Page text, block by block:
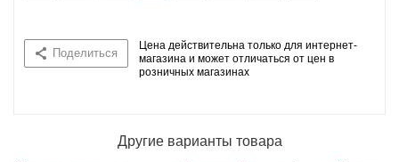
Поделиться
Цена действительна только для интернет-
магазина и может отличаться от цен в
розничных магазинах
Другие варианты товара